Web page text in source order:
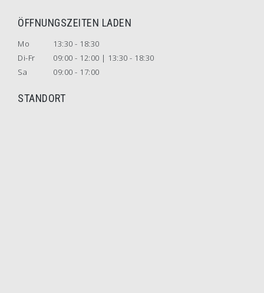
ÖFFNUNGSZEITEN LADEN
Mo
13:30 - 18:30
Di-Fr
09:00 - 12:00 | 13:30 - 18:30
Sa
09:00 - 17:00
STANDORT